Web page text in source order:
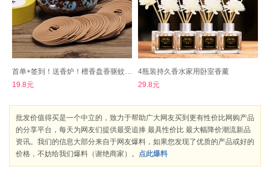
19.8元
4瓶装持久香水家用卧室香薰
29.8元
批发价值得买是一个中立的，致力于帮助广大网友买到更有性价比网购产品
的分享平台，每天为网友们提供最受追捧 最具性价比 最大幅降价潮流新品
资讯。我们的信息大部分来自于网友爆料，如果您发现了优质的产品或好的
价格，不妨给我们爆料（谢绝商家）。
点此爆料